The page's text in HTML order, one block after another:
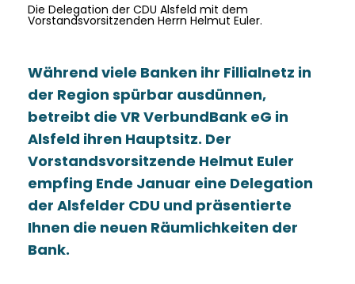
Die Delegation der CDU Alsfeld mit dem
Vorstandsvorsitzenden Herrn Helmut Euler.
Während viele Banken ihr Fillialnetz in
der Region spürbar ausdünnen,
betreibt die VR VerbundBank eG in
Alsfeld ihren Hauptsitz. Der
Vorstandsvorsitzende Helmut Euler
empfing Ende Januar eine Delegation
der Alsfelder CDU und präsentierte
Ihnen die neuen Räumlichkeiten der
Bank.